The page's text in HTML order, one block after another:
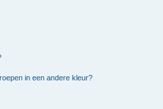
in een andere kleur?